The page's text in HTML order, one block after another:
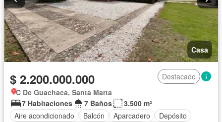
Casa
$ 2.200.000.000
Destacado
C De Guachaca, Santa Marta
7 Habitaciones
7 Baños
3.500 m²
Aire acondicionado
Balcón Aparcadero
Depósito